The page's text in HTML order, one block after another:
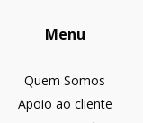
Menu
Quem Somos
Apoio ao cliente